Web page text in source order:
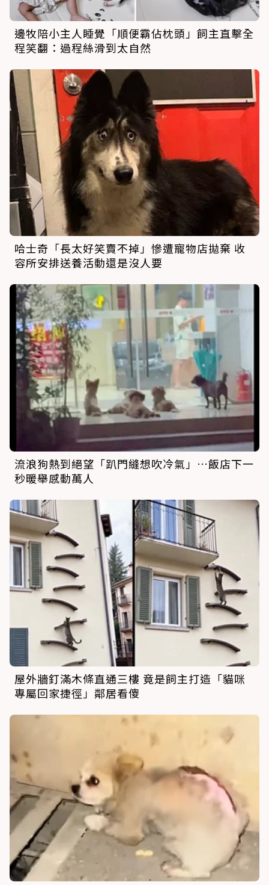
邊牧陪小主人睡覺「順便霸佔枕頭」飼主直擊全
程笑翻：過程絲滑到太自然
哈士奇「長太好笑賣不掉」慘遭寵物店拋棄 收
容所安排送養活動還是沒人要
流浪狗熱到絕望「趴門縫想吹冷氣」…飯店下一
秒暖舉感動萬人
屋外牆釘滿木條直通三樓 竟是飼主打造「貓咪
專屬回家捷徑」鄰居看傻